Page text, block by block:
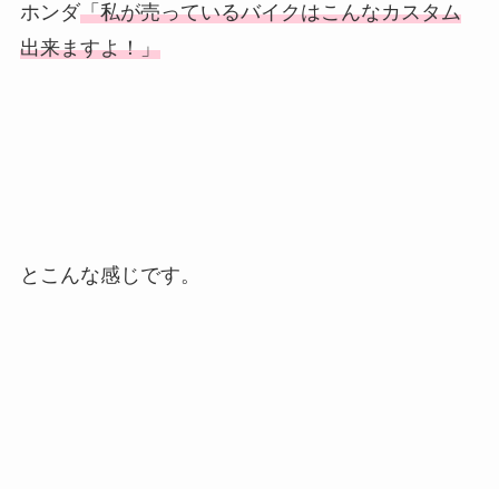
ホンダ「私が売っているバイクはこんなカスタム
出来ますよ！」
とこんな感じです。